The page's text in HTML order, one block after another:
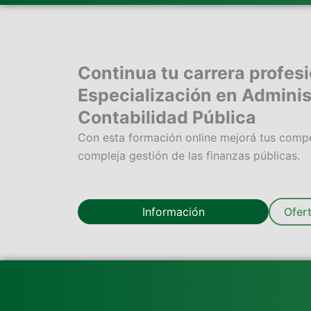
Continua tu carrera
Especialización en
Contabilidad Pública
Con esta formación online mejorá tus
compleja gestión de las finanzas públicas.
Información